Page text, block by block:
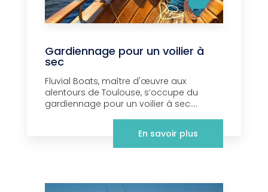
Gardiennage pour un voilier à
sec
Fluvial Boats, maître d'œuvre aux
alentours de Toulouse, s’occupe du
gardiennage pour un voilier à sec....
En savoir plus